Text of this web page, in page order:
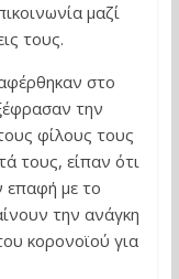
μαζί
τους.
στο
την
φίλους τους
τους, είπαν ότι
επαφή με το
την ανάγκη
κορονοϊού για